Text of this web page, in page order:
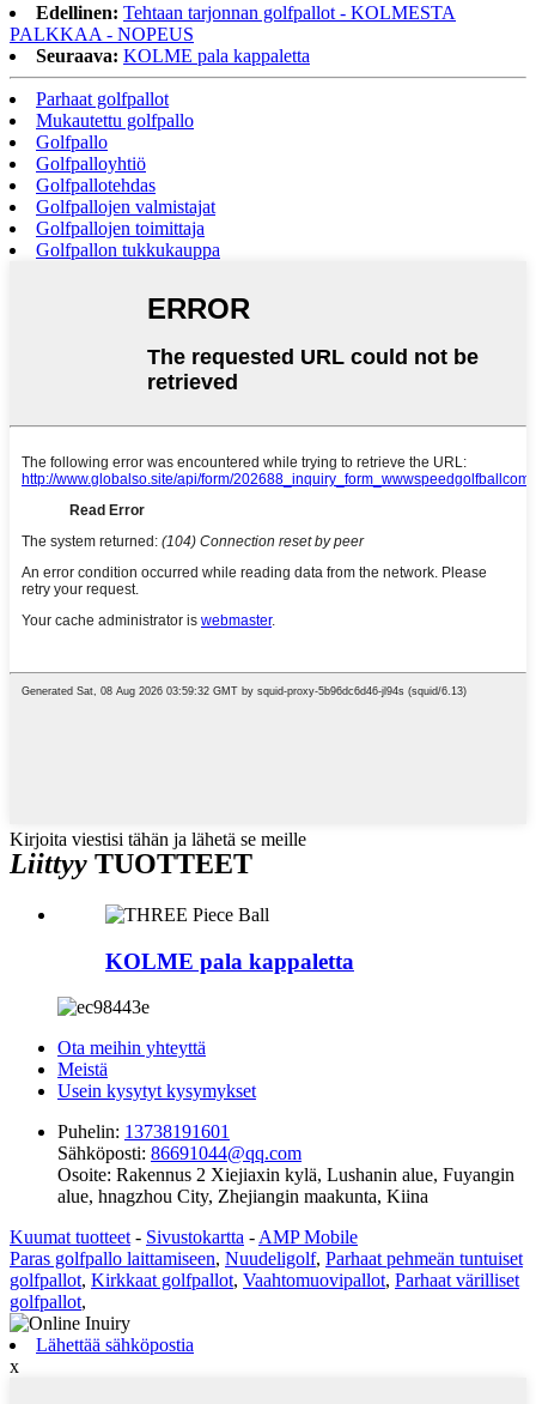
Edellinen: Tehtaan tarjonnan golfpallot - KOLMESTA
PALKKAA - NOPEUS
Seuraava: KOLME pala kappaletta
Parhaat golfpallot
Mukautettu golfpallo
Golfpallo
Golfpalloyhtiö
Golfpallotehdas
Golfpallojen valmistajat
Golfpallojen toimittaja
Golfpallon tukkukauppa
Kirjoita viestisi tähän ja lähetä se meille
Liittyy TUOTTEET
KOLME pala kappaletta
Ota meihin yhteyttä
Meistä
Usein kysytyt kysymykset
Puhelin: 13738191601
Sähköposti: 86691044@qq.com
Osoite: Rakennus 2 Xiejiaxin kylä, Lushanin alue, Fuyangin
alue, hnagzhou City, Zhejiangin maakunta, Kiina
Kuumat tuotteet - Sivustokartta - AMP Mobile
Paras golfpallo laittamiseen, Nuudeligolf, Parhaat pehmeän tuntuiset
golfpallot, Kirkkaat golfpallot, Vaahtomuovipallot, Parhaat värilliset
golfpallot,
Lähettää sähköpostia
x